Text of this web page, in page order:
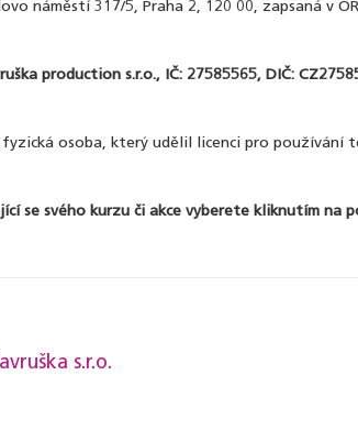
náměstí 317/5, Praha 2, 120 00, zapsaná v
production s.r.o., IČ: 27585565, DIČ:
fyzická osoba, který udělil licenci pro používání
se svého kurzu či akce vyberete kliknutím na
s.r.o.